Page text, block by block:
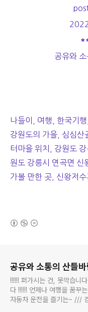
공유와
나들이, 여행, 한국기
강원도의 가을, 심심산
터마을 위치, 강원도
원도 강릉시 연곡면 신
가볼 만한 곳, 신왕저
공유와 소통의 산들
!!!!!! 퍼가시는 건, 못막습니
다 !!!!!! 언제나 여행을 꿈
자동차 운전을 즐기는~ ///